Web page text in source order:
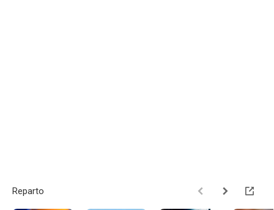
Reparto